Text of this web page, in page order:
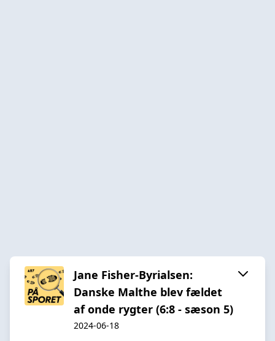
Jane Fisher-Byrialsen:
Danske Malthe blev fældet
af onde rygter (6:8 - sæson 5)
2024-06-18